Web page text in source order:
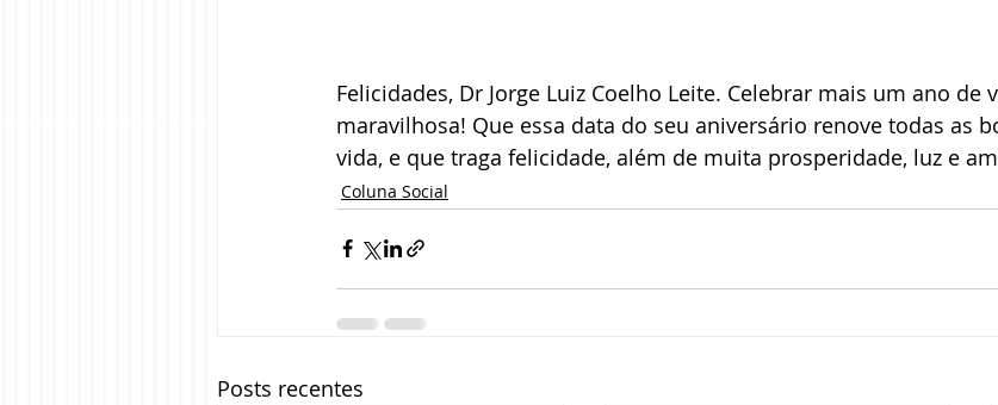
Felicidades, Dr Jorge Luiz Coelho Leite. Celebrar mais um ano de
maravilhosa! Que essa data do seu aniversário renove todas as
vida, e que traga felicidade, além de muita prosperidade, luz e
Coluna Social
Posts recentes